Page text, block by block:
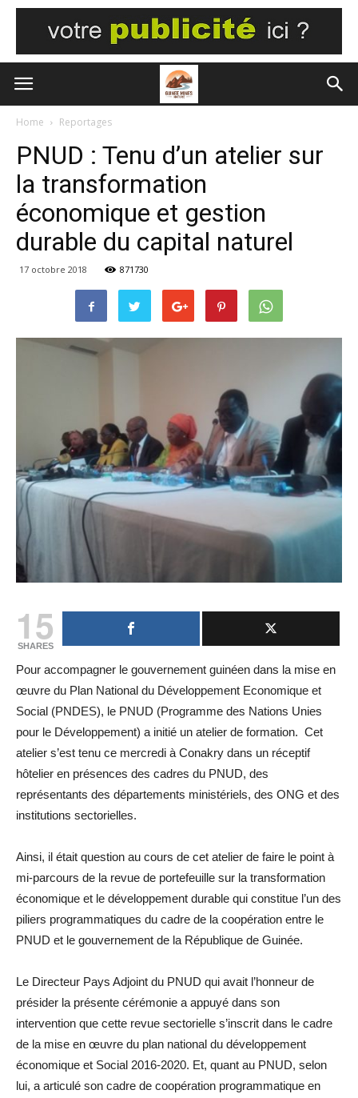
Home Reportages
PNUD : Tenu d’un atelier sur
la transformation
économique et gestion
durable du capital naturel
17 octobre 2018 871730
15
SHARES
Pour accompagner le gouvernement guinéen dans la mise en
œuvre du Plan National du Développement Economique et
Social (PNDES), le PNUD (Programme des Nations Unies
pour le Développement) a initié un atelier de formation. Cet
atelier s’est tenu ce mercredi à Conakry dans un réceptif
hôtelier en présences des cadres du PNUD, des
représentants des départements ministériels, des ONG et des
institutions sectorielles.
Ainsi, il était question au cours de cet atelier de faire le point à
mi-parcours de la revue de portefeuille sur la transformation
économique et le développement durable qui constitue l’un des
piliers programmatiques du cadre de la coopération entre le
PNUD et le gouvernement de la République de Guinée.
Le Directeur Pays Adjoint du PNUD qui avait l’honneur de
présider la présente cérémonie a appuyé dans son
intervention que cette revue sectorielle s’inscrit dans le cadre
de la mise en œuvre du plan national du développement
économique et Social 2016-2020. Et, quant au PNUD, selon
lui, a articulé son cadre de coopération programmatique en